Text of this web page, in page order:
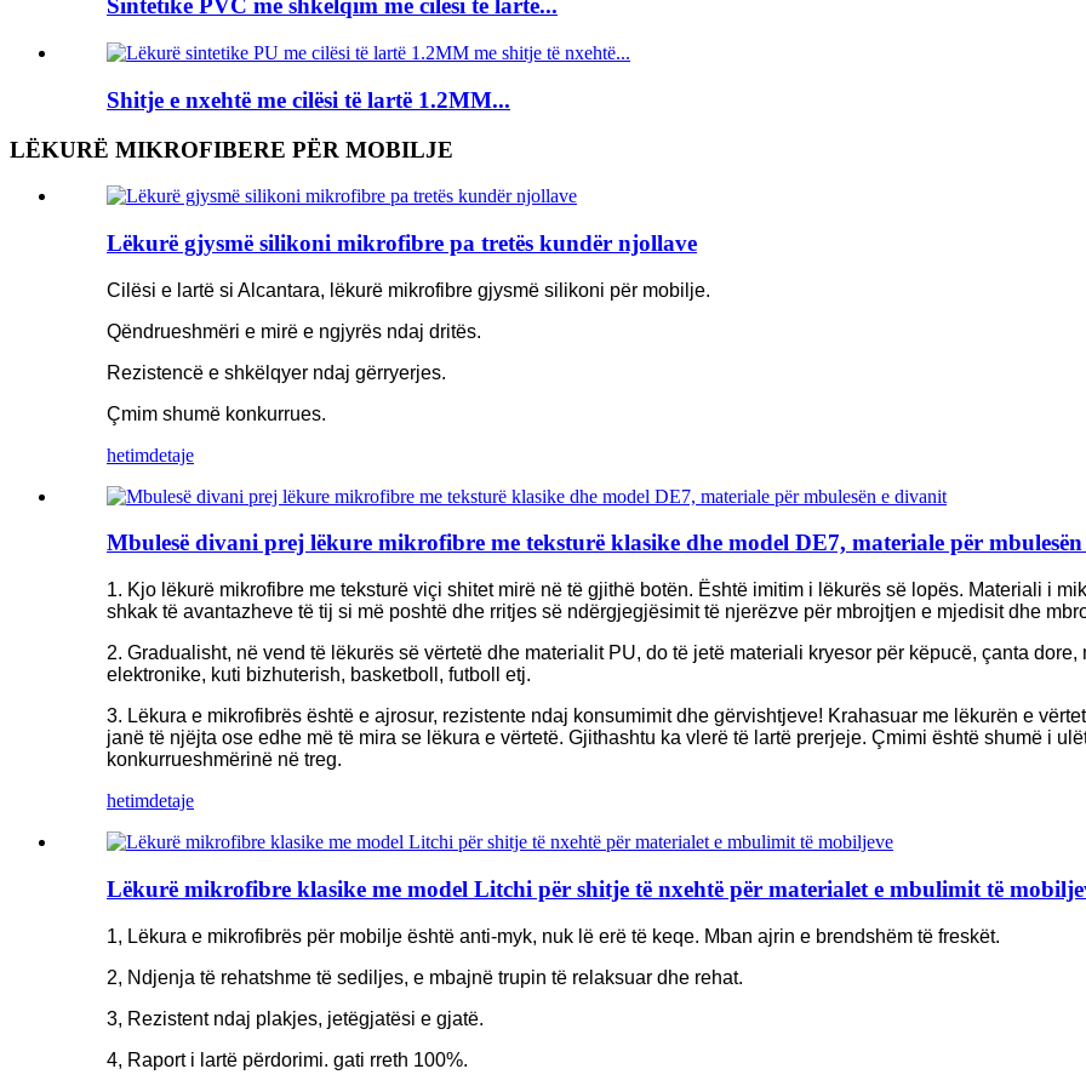
Sintetikë PVC me shkëlqim me cilësi të lartë...
Shitje e nxehtë me cilësi të lartë 1.2MM...
LËKURË MIKROFIBERE PËR MOBILJE
Lëkurë gjysmë silikoni mikrofibre pa tretës kundër njollave
Cilësi e lartë si Alcantara, lëkurë mikrofibre gjysmë silikoni për mobilje.
Qëndrueshmëri e mirë e ngjyrës ndaj dritës.
Rezistencë e shkëlqyer ndaj gërryerjes.
Çmim shumë konkurrues.
hetimdetaje
Mbulesë divani prej lëkure mikrofibre me teksturë klasike dhe model DE7, materiale për
1. Kjo lëkurë mikrofibre me teksturë viçi shitet mirë në të gjithë botën. Është imitim i lëkurës së lopës. Materiali i
shkak të avantazheve të tij si më poshtë dhe rritjes së ndërgjegjësimit të njerëzve për mbrojtjen e mjedisit dhe
2. Gradualisht, në vend të lëkurës së vërtetë dhe materialit PU, do të jetë materiali kryesor për këpucë, çanta
elektronike, kuti bizhuterish, basketboll, futboll etj.
3. Lëkura e mikrofibrës është e ajrosur, rezistente ndaj konsumimit dhe gërvishtjeve! Krahasuar me lëkurën e
janë të njëjta ose edhe më të mira se lëkura e vërtetë. Gjithashtu ka vlerë të lartë prerjeje. Çmimi është shumë i
konkurrueshmërinë në treg.
hetimdetaje
Lëkurë mikrofibre klasike me model Litchi për shitje të nxehtë për materialet e mbulimit të
1, Lëkura e mikrofibrës për mobilje është anti-myk, nuk lë erë të keqe. Mban ajrin e brendshëm të freskët.
2, Ndjenja të rehatshme të sediljes, e mbajnë trupin të relaksuar dhe rehat.
3, Rezistent ndaj plakjes, jetëgjatësi e gjatë.
4, Raport i lartë përdorimi. gati rreth 100%.